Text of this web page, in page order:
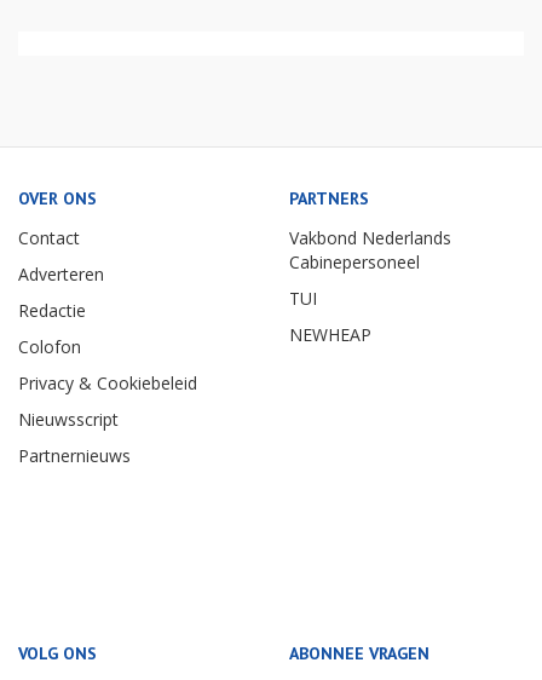
OVER ONS
Contact
Adverteren
Redactie
Colofon
Privacy & Cookiebeleid
Nieuwsscript
Partnernieuws
PARTNERS
Vakbond Nederlands
Cabinepersoneel
TUI
NEWHEAP
VOLG ONS ABONNEE VRAGEN